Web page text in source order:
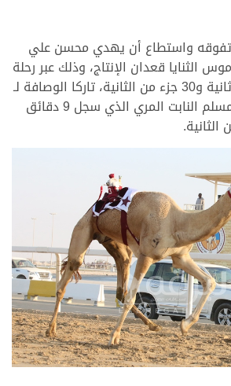
تفوقه واستطاع أن يهدي محسن علي
الثنايا قعدان الإنتاج، وذلك عبر رحلة
قدرها 9 دقائق و28 ثانية و30 جزء من الثانية، تاركا الوصافة لـ
“راهي” ملك عبدالله مسلم النابت المري الذي سجل 9 دقائق